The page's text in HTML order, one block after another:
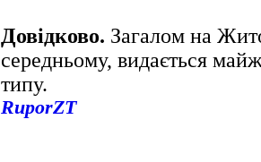
Довідково. Загалом на
середньому, видається
типу.
RuporZT